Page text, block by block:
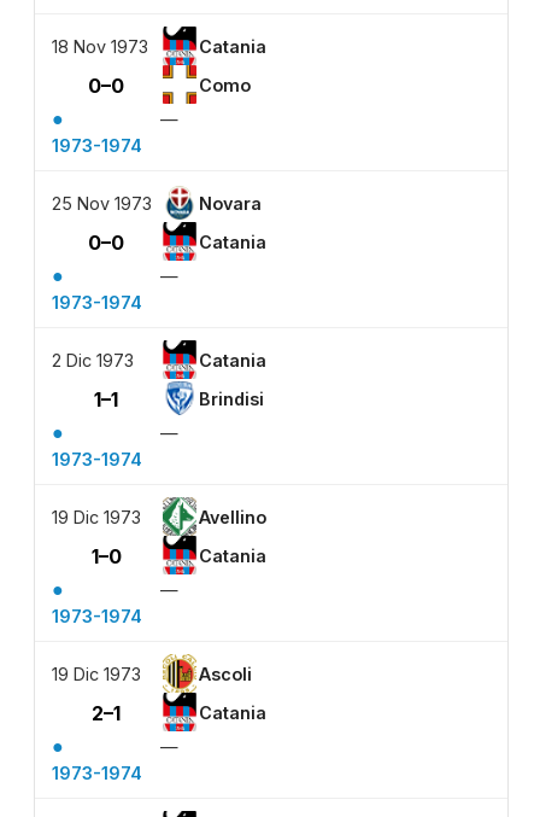
18 Nov 1973 Catania
0–0 Como
●
—
1973-1974
25 Nov 1973 Novara
0–0 Catania
●
—
1973-1974
2 Dic 1973 Catania
1–1 Brindisi
●
—
1973-1974
19 Dic 1973 Avellino
1–0 Catania
●
—
1973-1974
19 Dic 1973 Ascoli
2–1 Catania
●
—
1973-1974